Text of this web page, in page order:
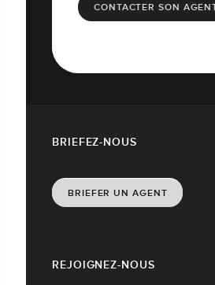
CONTACTER SON
REJOIGNEZ-NOUS
BRIEFEZ-NOUS
BRIEFER UN AGENT